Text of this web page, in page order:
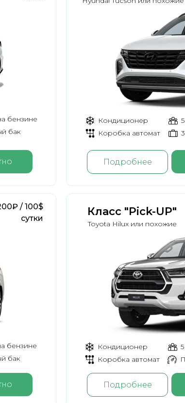
бензине
бензине
бак
Кондиционер
/ 100$
сутки
бак
Коробка автомат
Класс "Pick-UP"
Toyota Hilux или похожие
Кондиционер
Коробка автомат
Подробнее
Подробнее